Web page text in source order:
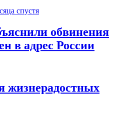
спустя
обвинения
в адрес России
жизнерадостных